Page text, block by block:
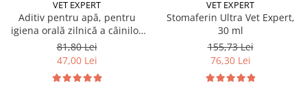
Sampoane si Balsamuri
Servetele Umede
Covorase absorbante
Curatare Ochi
Igiena Catel
Custi transport - Pisici
Jucarii Pisici
Lese, Hamuri si Zgarzi
Paturi, perne si cosuri pentru pisici
Recompense Delicioase
VET EXPERT
Aditiv pentru apă, pentru
igiena orală zilnică a câinilor
și pisicilor Caryodent Proliqua
Vet Expert, 250ml
81,80 Lei
47,00 Lei
VET EXPERT
Stomaferin Ultra Vet Expert,
30 ml
155,73 Lei
76,30 Lei